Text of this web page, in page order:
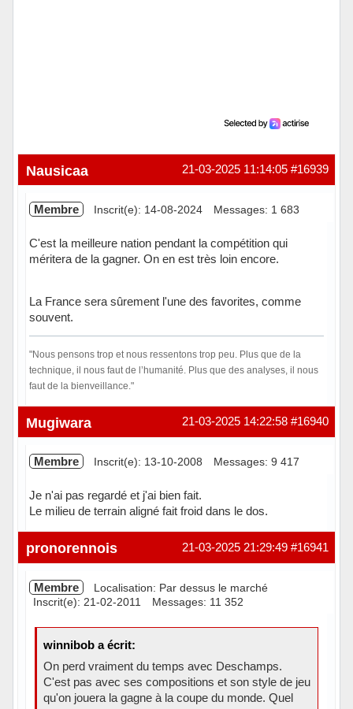
#16939
21-03-2025 11:14:05
Nausicaa
Membre Inscrit(e): 14-08-2024 Messages: 1 683
C'est la meilleure nation pendant la compétition qui
méritera de la gagner. On en est très loin encore.
La France sera sûrement l'une des favorites, comme
souvent.
"Nous pensons trop et nous ressentons trop peu. Plus que de la
technique, il nous faut de l’humanité. Plus que des analyses, il nous
faut de la bienveillance."
Hors ligne #16940
21-03-2025 14:22:58
Mugiwara
Membre Inscrit(e): 13-10-2008 Messages: 9 417
Je n'ai pas regardé et j'ai bien fait.
Le milieu de terrain aligné fait froid dans le dos.
Hors ligne #16941
21-03-2025 21:29:49
pronorennois
Membre
Localisation: Par dessus le marché
Inscrit(e): 21-02-2011
Messages: 11 352
winnibob a écrit:
On perd vraiment du temps avec Deschamps.
C'est pas avec ses compositions et son style de jeu
qu'on jouera la gagne à la coupe du monde. Quel